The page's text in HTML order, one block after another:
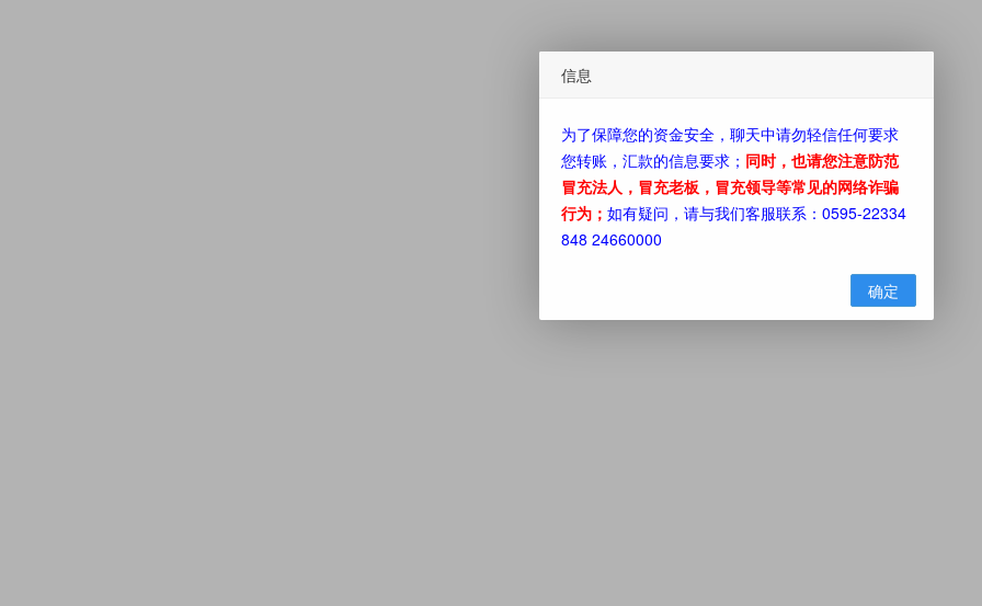
信息
为了保障您的资金安全，聊天中请勿轻信任何要求
您转账，汇款的信息要求； 同时，也请您注意防范
冒充法人，冒充老板，冒充领导等常见的网络诈骗
行为； 如有疑问，请与我们客服联系：0595-22334
848 24660000
确定